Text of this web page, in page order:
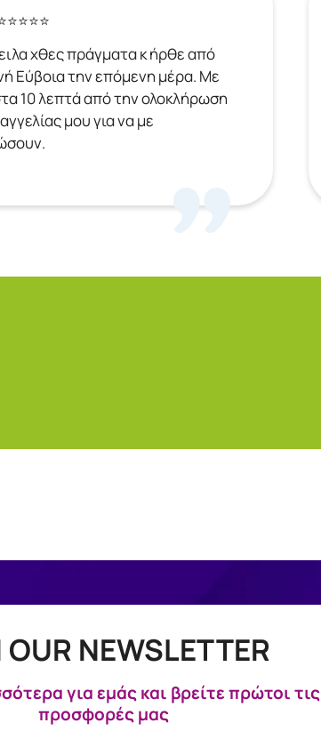
χθες πράγματα κ ήρθε από
Εύβοια την επόμενη μέρα. Με
10 λεπτά από την ολοκλήρωση
μου για να με
NEWSLETTER
για εμάς και βρείτε πρώτοι τις
προσφορές μας